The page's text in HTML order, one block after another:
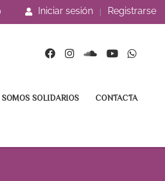
Iniciar sesión Registrarse
SOMOS SOLIDARIOS CONTACTA